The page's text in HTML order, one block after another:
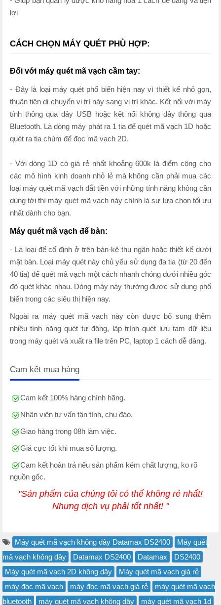
lợi
CÁCH CHỌN MÁY QUÉT PHÙ HỢP:
Đối với máy quét mã vạch cầm tay:
- Đây là loại máy quét phổ biến hiện nay vì thiết kế nhỏ gọn,
thuận tiện di chuyển vị trí này sang vị trí khác. Kết nối với máy
tính thông qua dây USB hoặc kết nối không dây thông qua
Bluetooth. Là dòng máy phát ra 1 tia để quét mã vạch 1D hoặc
quét ra tia chùm để đọc mã vạch 2D.
- Với dòng 1D có giá rẻ nhất khoảng 600k là điểm cộng cho
các mô hình kinh doanh nhỏ lẻ mà không cần phải mua các
loại máy quét mã vạch đắt tiền với những tính năng không cần
dùng tới thì máy quét mã vạch này chình là sự lựa chọn tối ưu
nhất dành cho bạn.
Máy quét mã vạch để bàn:
- Là loại để cố định ở trên bàn-kệ thu ngân hoặc thiết kế dưới
mặt bàn. Loại máy quét này chủ yếu sử dụng đa tia (từ 20 đến
40 tia) để quét mã vạch một cách nhanh chóng dưới nhiều góc
độ quét khác nhau. Dòng máy này thường được sử dụng phổ
biến trong các siêu thị hiện nay.
Ngoài ra máy quét mã vach này còn được bổ sung thêm
nhiều tính năng quét tự động, lập trình quét lưu tạm dữ liệu
trong máy quét và xuất ra file trên PC, laptop 1 cách dễ dàng.
Cam kết mua hàng
Cam kết 100% hàng chính hãng.
Nhân viên tư vấn tận tình, chu đáo.
Giao hàng trong 08h làm việc.
Giá cực tốt khi mua số lượng.
Cam kết hoàn trả nếu sản phẩm kém chất lượng, ko rõ
nguồn gốc.
"Sản phẩm của chúng tôi có thể không rẻ nhất!
Nhưng dịch vụ phải tốt nhất! "
Máy quét mã vạch không dây Datamax DS2400
Máy quét
mã vạch không dây
Datamax DS2400 Datamax
DS2400
Máy quét mã vạch 2D không dây
Máy quét mã vạch giá rẻ
máy đọc mã vạch
máy đọc mã vạch giá rẻ
máy quét mã vạch
bluetooth
máy quét mã vạch không dây máy quét mã vạch 1d